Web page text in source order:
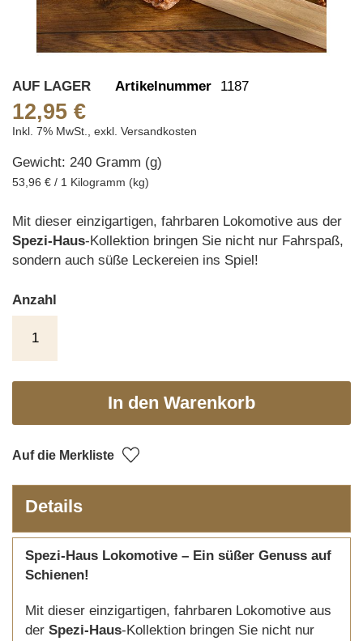
Skip
to
the
of
the
gallery
AUF LAGER Artikelnummer 1187
12,95 €
Inkl. 7% MwSt., exkl. Versandkosten
Gewicht: 240 Gramm (g)
53,96 € / 1 Kilogramm (kg)
Mit dieser einzigartigen, fahrbaren Lokomotive aus der
Spezi-Haus-Kollektion bringen Sie nicht nur Fahrspaß,
sondern auch süße Leckereien ins Spiel!
Anzahl
In den Warenkorb
Auf die Merkliste
Details
Spezi-Haus Lokomotive – Ein süßer Genuss auf
Schienen!
Mit dieser einzigartigen, fahrbaren Lokomotive aus
der Spezi-Haus-Kollektion bringen Sie nicht nur